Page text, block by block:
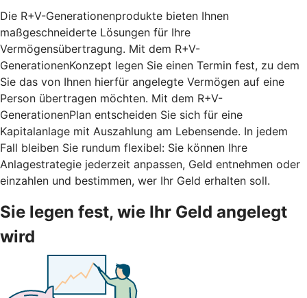
Die R+V-Generationenprodukte bieten Ihnen
maßgeschneiderte Lösungen für Ihre
Vermögensübertragung. Mit dem R+V-
GenerationenKonzept legen Sie einen Termin fest, zu dem
Sie das von Ihnen hierfür angelegte Vermögen auf eine
Person übertragen möchten. Mit dem R+V-
GenerationenPlan entscheiden Sie sich für eine
Kapitalanlage mit Auszahlung am Lebensende. In jedem
Fall bleiben Sie rundum flexibel: Sie können Ihre
Anlagestrategie jederzeit anpassen, Geld entnehmen oder
einzahlen und bestimmen, wer Ihr Geld erhalten soll.
Sie legen fest, wie Ihr Geld angelegt
wird